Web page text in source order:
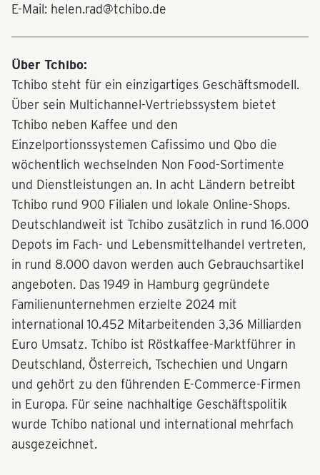
E-Mail: helen.rad@tchibo.de
Über Tchibo:
Tchibo steht für ein einzigartiges Geschäftsmodell.
Über sein Multichannel-Vertriebssystem bietet
Tchibo neben Kaffee und den
Einzelportionssystemen Cafissimo und Qbo die
wöchentlich wechselnden Non Food-Sortimente
und Dienstleistungen an. In acht Ländern betreibt
Tchibo rund 900 Filialen und lokale Online-Shops.
Deutschlandweit ist Tchibo zusätzlich in rund 16.000
Depots im Fach- und Lebensmittelhandel vertreten,
in rund 8.000 davon werden auch Gebrauchsartikel
angeboten. Das 1949 in Hamburg gegründete
Familienunternehmen erzielte 2024 mit
international 10.452 Mitarbeitenden 3,36 Milliarden
Euro Umsatz. Tchibo ist Röstkaffee-Marktführer in
Deutschland, Österreich, Tschechien und Ungarn
und gehört zu den führenden E-Commerce-Firmen
in Europa. Für seine nachhaltige Geschäftspolitik
wurde Tchibo national und international mehrfach
ausgezeichnet.